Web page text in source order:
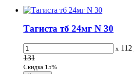
Тагиста тб 24мг N 30
x 112
131
Скидка 15%